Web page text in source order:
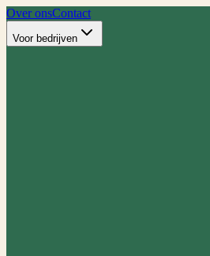
Over onsContact
Voor bedrijven